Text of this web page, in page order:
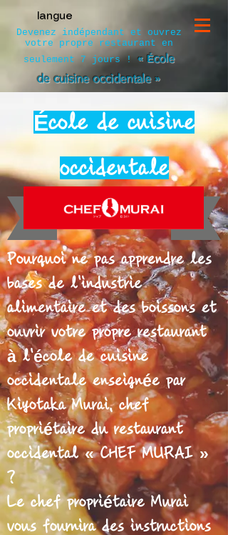
Devenez indépendant et ouvrez
votre propre restaurant en
seulement 7 jours !
« École
de cuisine occidentale »
langue
École de cuisine
occidentale
Pourquoi ne pas apprendre les
bases de l'industrie
alimentaire et des boissons et
ouvrir votre propre restaurant
à l'école de cuisine
occidentale enseignée par
Kiyotaka Murai, chef
propriétaire du restaurant
occidental « CHEF MURAI »
?
Le chef propriétaire Murai
vous fournira des instructions